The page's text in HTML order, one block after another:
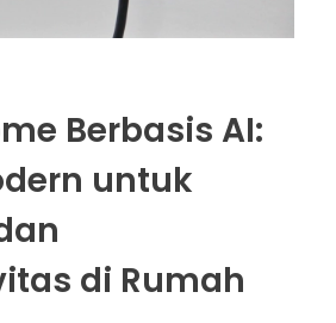
Berbasis AI:
untuk
di Rumah